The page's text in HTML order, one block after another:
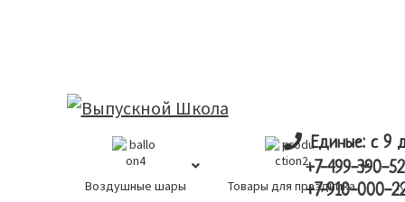
Единые: с 9
+7-499-390-
+7-910-000-
Воздушные шары Товары для праздника